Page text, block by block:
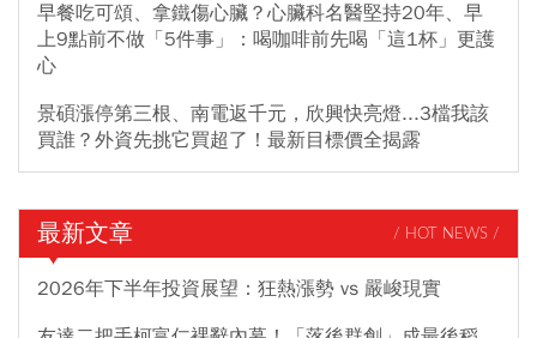
早餐吃可頌、拿鐵傷心臟？心臟科名醫堅持20年、早
上9點前不做「5件事」：喝咖啡前先喝「這1杯」更護
心
景碩漲停第三根、南電返千元，欣興快亮燈...3檔我該
買誰？外資先挑它買超了！最新目標價全揭露
最新文章 / HOT NEWS /
2026年下半年投資展望：狂熱漲勢 vs 嚴峻現實